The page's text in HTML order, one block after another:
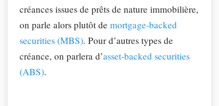
créances issues de prêts de nature immobilière,
on parle alors plutôt de mortgage-backed
securities (MBS). Pour d’autres types de
créance, on parlera d’asset-backed securities
(ABS).